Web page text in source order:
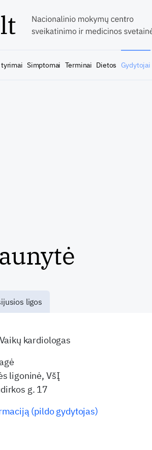
Simptomai Terminai Dietos Gydytojai
ligos
kardiologas
ligoninė, VšĮ
g. 17
(pildo gydytojas)